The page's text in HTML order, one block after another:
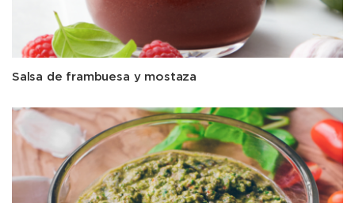
Salsa de frambuesa y mostaza